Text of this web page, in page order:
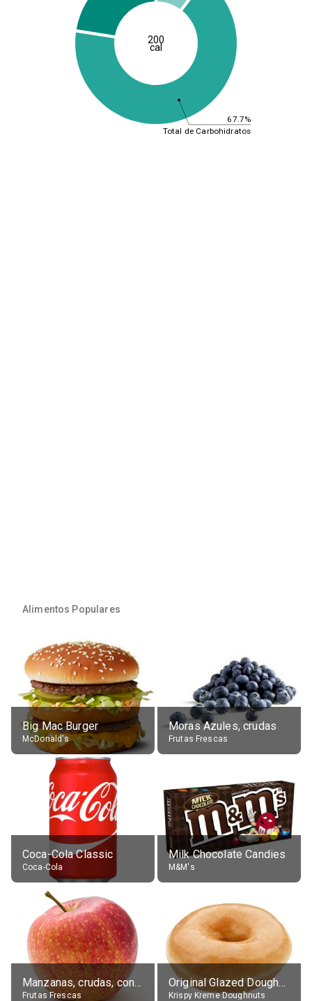
67.7%
Total de Carbohidratos
200
cal
Alimentos Populares
Big Mac Burger
McDonald's
Moras Azules, crudas
Frutas Frescas
Coca-Cola Classic
Coca-Cola
Milk Chocolate Candies
M&M's
Manzanas, crudas, con piel
Frutas Frescas
Original Glazed Doughnut
Krispy Kreme Doughnuts